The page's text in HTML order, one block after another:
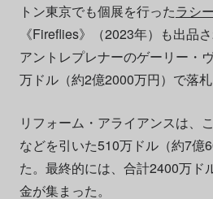
トン東京でも個展を行ったラシ
《Fireflies》（2023年）も出品
アントレプレナーのゲーリー・
万ドル（約2億2000万円）で落札
リフォーム・アライアンスは、
などを引いた510万ドル（約7億
た。最終的には、合計2400万ド
金が集まった。